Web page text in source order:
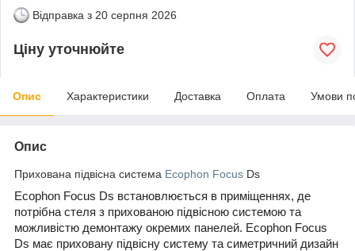
Відправка з 20 серпня 2026
Ціну уточнюйте
Опис Характеристики Доставка Оплата Умови
Опис
Прихована підвісна система Ecophon Focus Ds
Ecophon Focus Ds встановлюється в приміщеннях, де
потрібна стеля з прихованою підвісною системою та
можливістю демонтажу окремих панелей. Ecophon Focus
Ds має приховану підвісну систему та симетричний дизайн